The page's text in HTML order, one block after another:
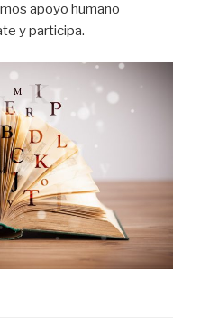
apoyo humano
y participa.